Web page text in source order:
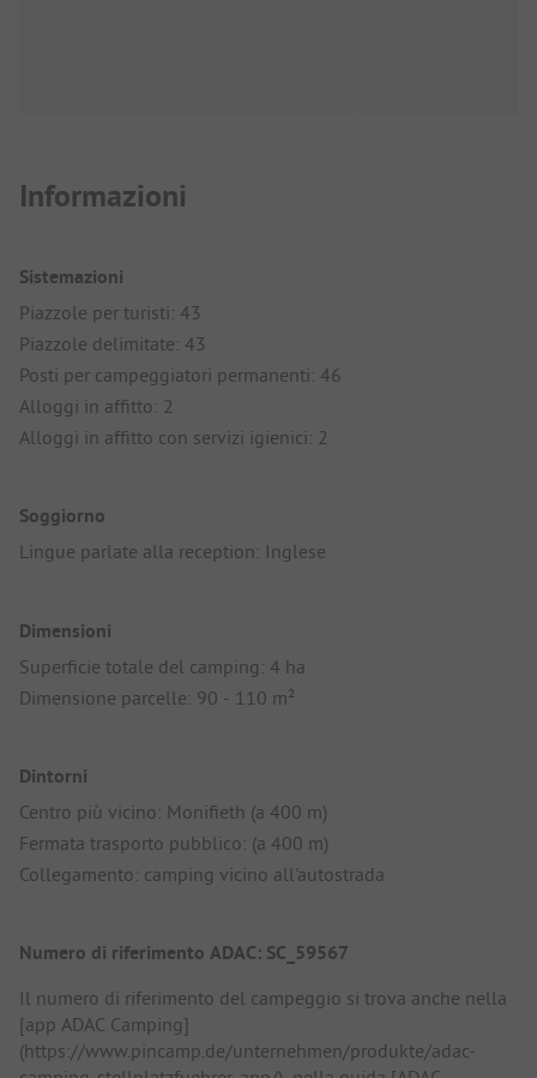
Informazioni
Sistemazioni
Piazzole per turisti: 43
Piazzole delimitate: 43
Posti per campeggiatori permanenti: 46
Alloggi in affitto: 2
Alloggi in affitto con servizi igienici: 2
Soggiorno
Lingue parlate alla reception: Inglese
Dimensioni
Superficie totale del camping: 4 ha
Dimensione parcelle: 90 - 110 m²
Dintorni
Centro più vicino: Monifieth (a 400 m)
Fermata trasporto pubblico: (a 400 m)
Collegamento: camping vicino all'autostrada
Numero di riferimento ADAC: SC_59567
Il numero di riferimento del campeggio si trova anche nella
[app ADAC Camping]
(https://www.pincamp.de/unternehmen/produkte/adac-